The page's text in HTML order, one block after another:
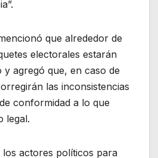
que alrededor de
electorales estarán
y agregó que, en caso de
las inconsistencias
conformidad a lo que
legal.
actores políticos para